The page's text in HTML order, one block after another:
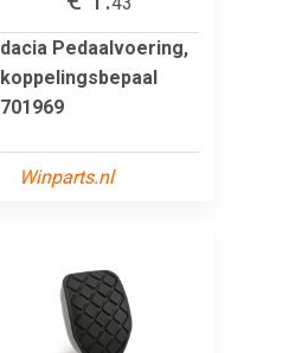
dacia Pedaalvoering,
koppelingsbepaal
701969
Winparts.nl